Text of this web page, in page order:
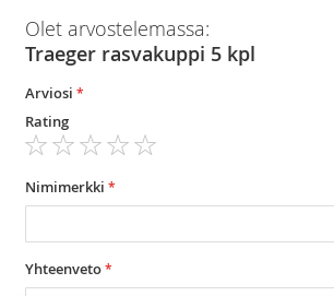
Olet arvostelemassa:
Traeger rasvakuppi 5 kpl
Arviosi
Rating
star
stars
stars
stars
stars
Nimimerkki
Yhteenveto